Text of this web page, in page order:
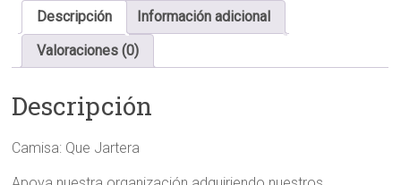
Descripción
Información adicional
Valoraciones (0)
Descripción
Camisa: Que Jartera